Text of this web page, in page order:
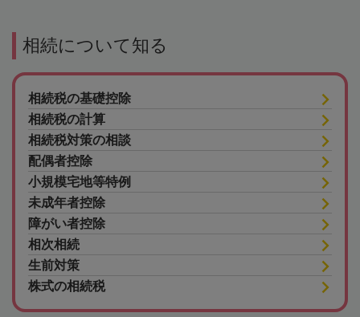
相続について知る
相続税の基礎控除
相続税の計算
相続税対策の相談
配偶者控除
小規模宅地等特例
未成年者控除
障がい者控除
相次相続
生前対策
株式の相続税